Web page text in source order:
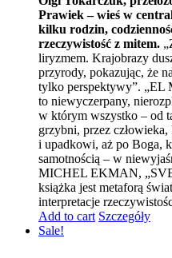
Prawiek – wieś w
kilku rodzin,
rzeczywistość z mitem.
liryzmem. Krajobrazy
przyrody, pokazując, że
tylko perspektywy”. „EL
to niewyczerpany,
w którym wszystko – od
grzybni, przez
i upadkowi, aż po Boga,
samotnością – w
MICHEL EKMAN,
książka jest metaforą
interpretacje
Add to cart Szczegóły
Sale!